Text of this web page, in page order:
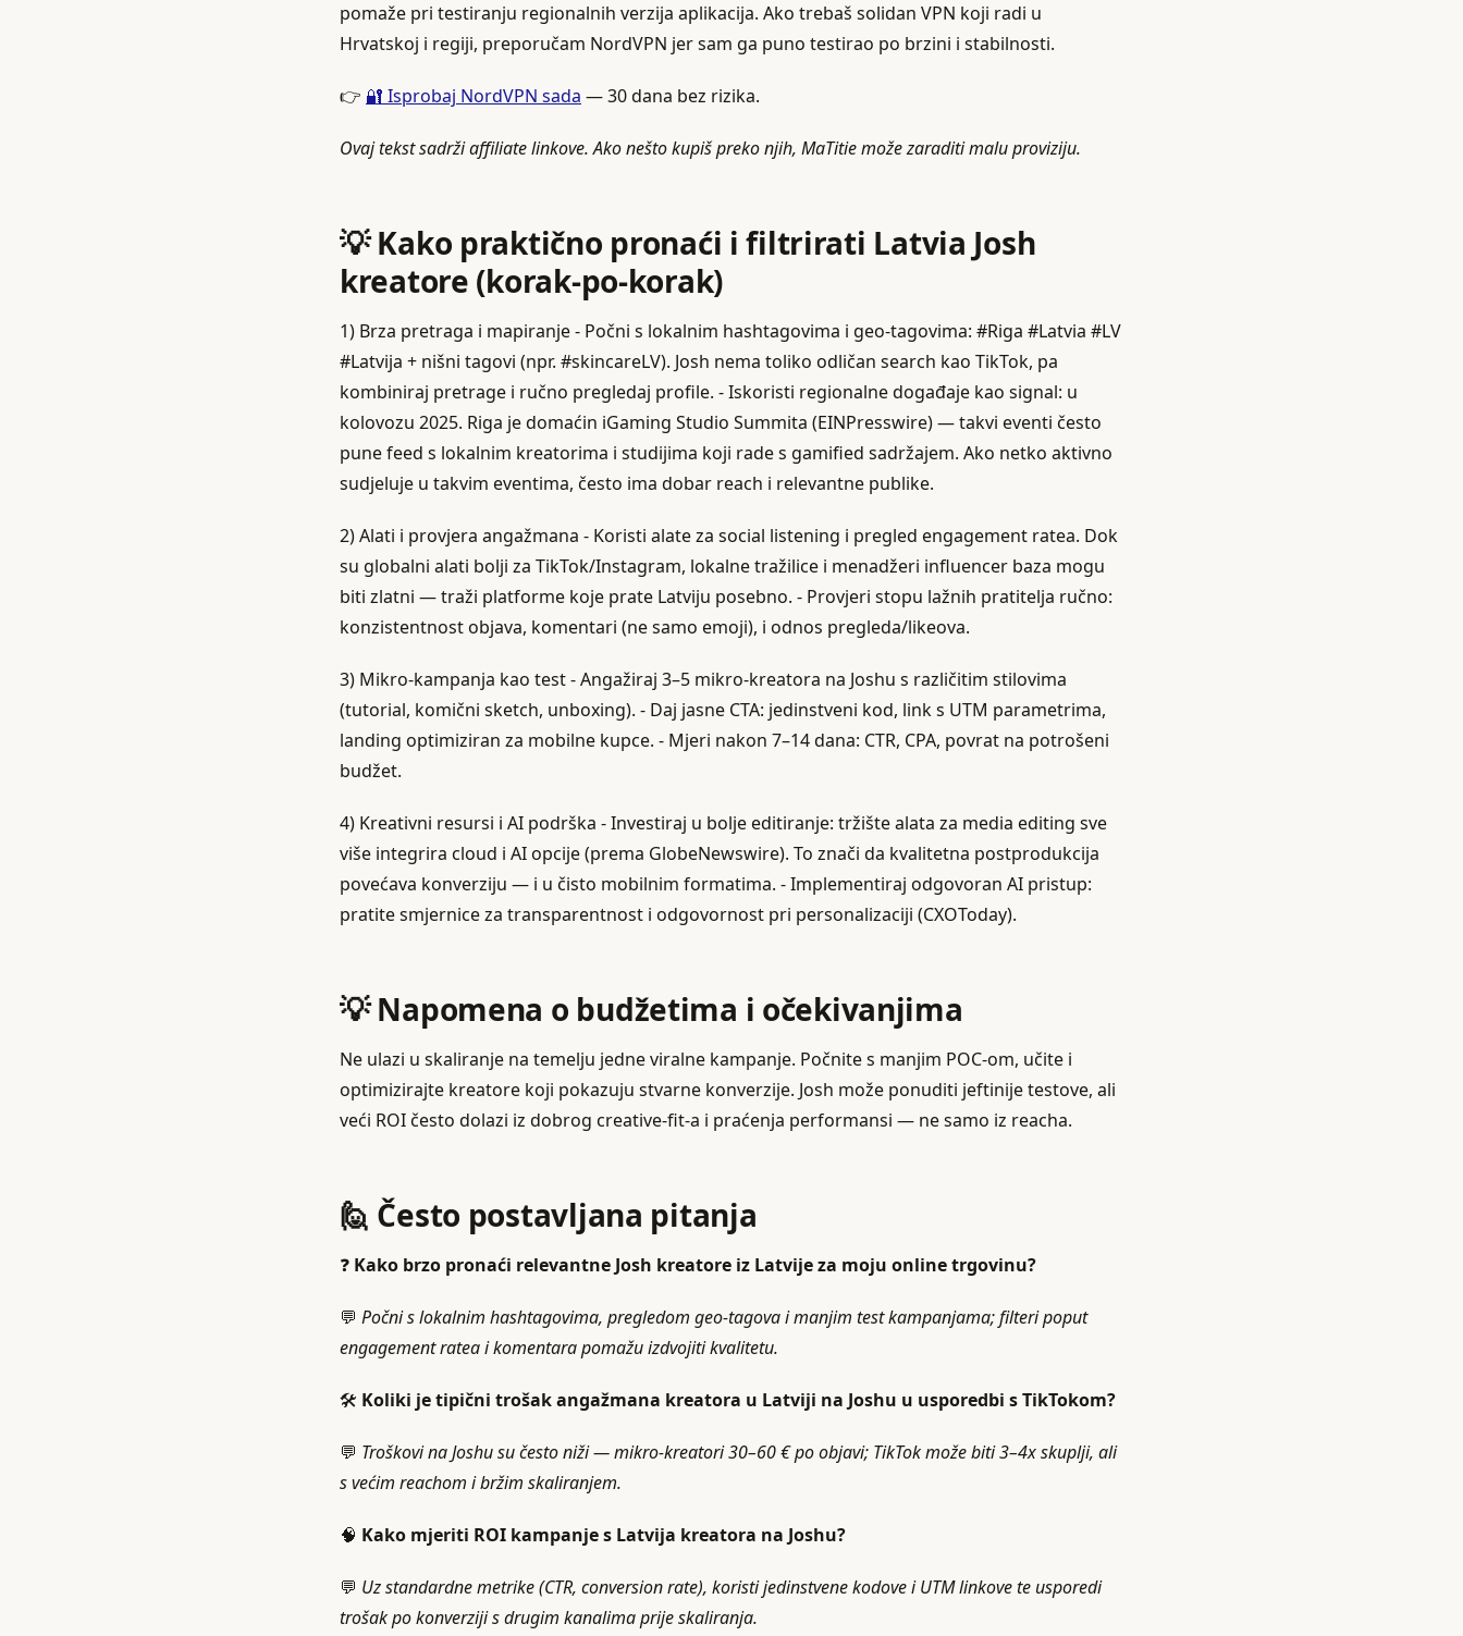
pomaže pri testiranju regionalnih verzija aplikacija. Ako trebaš solidan VPN koji radi u
Hrvatskoj i regiji, preporučam NordVPN jer sam ga puno testirao po brzini i stabilnosti.
👉 🔐 Isprobaj NordVPN sada — 30 dana bez rizika.
Ovaj tekst sadrži affiliate linkove. Ako nešto kupiš preko njih, MaTitie može zaraditi malu proviziju.
💡 Kako praktično pronaći i filtrirati Latvia Josh
kreatore (korak-po-korak)
1) Brza pretraga i mapiranje - Počni s lokalnim hashtagovima i geo‑tagovima: #Riga #Latvia #LV
#Latvija + nišni tagovi (npr. #skincareLV). Josh nema toliko odličan search kao TikTok, pa
kombiniraj pretrage i ručno pregledaj profile. - Iskoristi regionalne događaje kao signal: u
kolovozu 2025. Riga je domaćin iGaming Studio Summita (EINPresswire) — takvi eventi često
pune feed s lokalnim kreatorima i studijima koji rade s gamified sadržajem. Ako netko aktivno
sudjeluje u takvim eventima, često ima dobar reach i relevantne publike.
2) Alati i provjera angažmana - Koristi alate za social listening i pregled engagement ratea. Dok
su globalni alati bolji za TikTok/Instagram, lokalne tražilice i menadžeri influencer baza mogu
biti zlatni — traži platforme koje prate Latviju posebno. - Provjeri stopu lažnih pratitelja ručno:
konzistentnost objava, komentari (ne samo emoji), i odnos pregleda/likeova.
3) Mikro‑kampanja kao test - Angažiraj 3–5 mikro‑kreatora na Joshu s različitim stilovima
(tutorial, komični sketch, unboxing). - Daj jasne CTA: jedinstveni kod, link s UTM parametrima,
landing optimiziran za mobilne kupce. - Mjeri nakon 7–14 dana: CTR, CPA, povrat na potrošeni
budžet.
4) Kreativni resursi i AI podrška - Investiraj u bolje editiranje: tržište alata za media editing sve
više integrira cloud i AI opcije (prema GlobeNewswire). To znači da kvalitetna postprodukcija
povećava konverziju — i u čisto mobilnim formatima. - Implementiraj odgovoran AI pristup:
pratite smjernice za transparentnost i odgovornost pri personalizaciji (CXOToday).
💡 Napomena o budžetima i očekivanjima
Ne ulazi u skaliranje na temelju jedne viralne kampanje. Počnite s manjim POC-om, učite i
optimizirajte kreatore koji pokazuju stvarne konverzije. Josh može ponuditi jeftinije testove, ali
veći ROI često dolazi iz dobrog creative-fit‑a i praćenja performansi — ne samo iz reacha.
🙋 Često postavljana pitanja
❓ Kako brzo pronaći relevantne Josh kreatore iz Latvije za moju online trgovinu?
💬 Počni s lokalnim hashtagovima, pregledom geo‑tagova i manjim test kampanjama; filteri poput
engagement ratea i komentara pomažu izdvojiti kvalitetu.
🛠️ Koliki je tipični trošak angažmana kreatora u Latviji na Joshu u usporedbi s TikTokom?
💬 Troškovi na Joshu su često niži — mikro‑kreatori 30–60 € po objavi; TikTok može biti 3–4x skuplji, ali
s većim reachom i bržim skaliranjem.
🧠 Kako mjeriti ROI kampanje s Latvija kreatora na Joshu?
💬 Uz standardne metrike (CTR, conversion rate), koristi jedinstvene kodove i UTM linkove te usporedi
trošak po konverziji s drugim kanalima prije skaliranja.